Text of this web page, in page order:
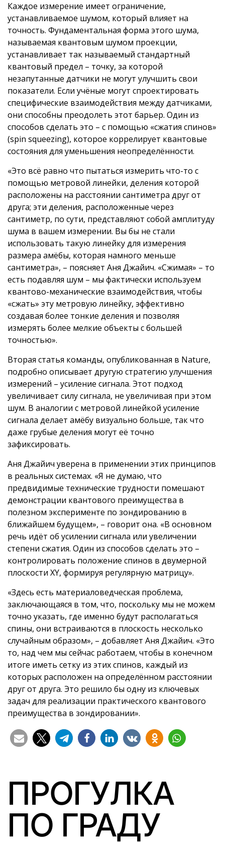
Каждое измерение имеет ограничение,
устанавливаемое шумом, который влияет на
точность. Фундаментальная форма этого шума,
называемая квантовым шумом проекции,
устанавливает так называемый стандартный
квантовый предел – точку, за которой
незапутанные датчики не могут улучшить свои
показатели. Если учёные могут спроектировать
специфические взаимодействия между датчиками,
они способны преодолеть этот барьер. Один из
способов сделать это – с помощью «сжатия спинов»
(spin squeezing), которое коррелирует квантовые
состояния для уменьшения неопределённости.
«Это всё равно что пытаться измерить что-то с
помощью метровой линейки, деления которой
расположены на расстоянии сантиметра друг от
друга; эти деления, расположенные через
сантиметр, по сути, представляют собой амплитуду
шума в вашем измерении. Вы бы не стали
использовать такую линейку для измерения
размера амёбы, которая намного меньше
сантиметра», – поясняет Аня Джайич. «Сжимая» – то
есть подавляя шум – мы фактически используем
квантово-механические взаимодействия, чтобы
«сжать» эту метровую линейку, эффективно
создавая более тонкие деления и позволяя
измерять более мелкие объекты с большей
точностью».
Вторая статья команды, опубликованная в Nature,
подробно описывает другую стратегию улучшения
измерений – усиление сигнала. Этот подход
увеличивает силу сигнала, не увеличивая при этом
шум. В аналогии с метровой линейкой усиление
сигнала делает амёбу визуально больше, так что
даже грубые деления могут её точно
зафиксировать.
Аня Джайич уверена в применении этих принципов
в реальных системах. «Я не думаю, что
предвидимые технические трудности помешают
демонстрации квантового преимущества в
полезном эксперименте по зондированию в
ближайшем будущем», – говорит она. «В основном
речь идёт об усилении сигнала или увеличении
степени сжатия. Один из способов сделать это –
контролировать положение спинов в двумерной
плоскости XY, формируя регулярную матрицу».
«Здесь есть материаловедческая проблема,
заключающаяся в том, что, поскольку мы не можем
точно указать, где именно будут располагаться
спины, они встраиваются в плоскость несколько
случайным образом», – добавляет Аня Джайич. «Это
то, над чем мы сейчас работаем, чтобы в конечном
итоге иметь сетку из этих спинов, каждый из
которых расположен на определённом расстоянии
друг от друга. Это решило бы одну из ключевых
задач для реализации практического квантового
преимущества в зондировании».
ПРОГУЛКА
ПО ГРАДУ